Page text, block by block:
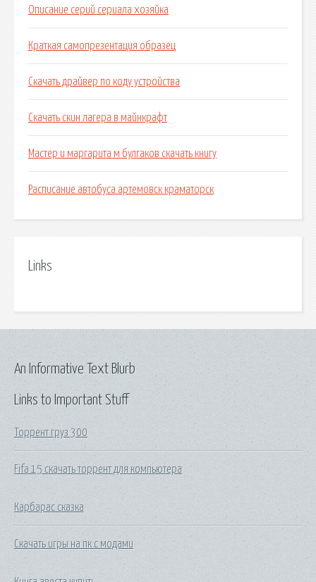
Описание серий сериала хозяйка
Краткая самопрезентация образец
Скачать драйвер по коду устройства
Скачать скин лагера в майнкрафт
Мастер и маргарита м булгаков скачать книгу
Расписание автобуса артемовск краматорск
Links
Links to Important Stuff
Торрент груз 300
Fifa 15 скачать торрент для компьютера
Карбарас сказка
Скачать игры на пк с модами
An Informative Text Blurb